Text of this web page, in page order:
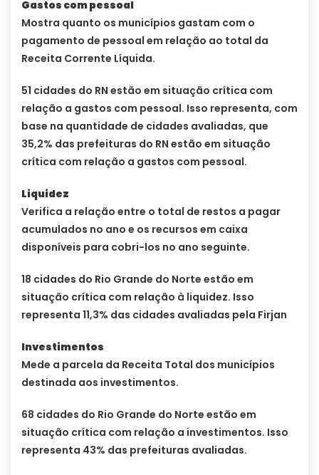
Gastos com pessoal
Mostra quanto os municípios gastam com o
pagamento de pessoal em relação ao total da
Receita Corrente Líquida.
51 cidades do RN estão em situação crítica com
relação a gastos com pessoal. Isso representa, com
base na quantidade de cidades avaliadas, que
35,2% das prefeituras do RN estão em situação
crítica com relação a gastos com pessoal.
Liquidez
Verifica a relação entre o total de restos a pagar
acumulados no ano e os recursos em caixa
disponíveis para cobri-los no ano seguinte.
18 cidades do Rio Grande do Norte estão em
situação crítica com relação à liquidez. Isso
representa 11,3% das cidades avaliadas pela Firjan
Investimentos
Mede a parcela da Receita Total dos municípios
destinada aos investimentos.
68 cidades do Rio Grande do Norte estão em
situação crítica com relação a investimentos. Isso
representa 43% das prefeituras avaliadas.